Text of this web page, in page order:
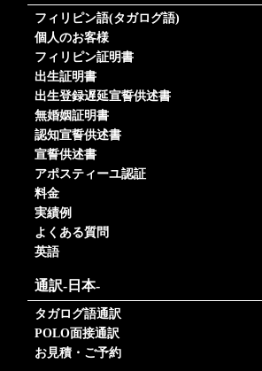
フィリピン語(タガログ語)
個人のお客様
フィリピン証明書
出生証明書
出生登録遅延宣誓供述書
無婚姻証明書
認知宣誓供述書
宣誓供述書
アポスティーユ認証
料金
実績例
よくある質問
英語
通訳-日本-
タガログ語通訳
POLO面接通訳
お見積・ご予約